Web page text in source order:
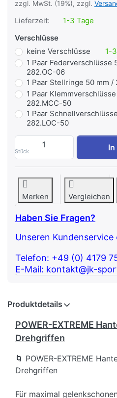
zzgl. MwSt. (19%), zzgl.
Lieferzeit:
1-3 Tage
Verschlüsse
keine Verschlüsse
1-
1 Paar Federverschlüsse
282.OC-06
1 Paar Stellringe 50 mm /
1 Paar
282.MCC-50
1 Paar
282.LOC-50
Stück
POWER-
Merken Vergleichen
Haben Sie Fragen?
Unseren
Telefon: +49 (0) 4179
E-Mail: kontakt@jk-
Produktdetails
POWER-EXTREME
Drehgriffen
🌀 POWER-EXTREME
Drehgriffen
Für maximal